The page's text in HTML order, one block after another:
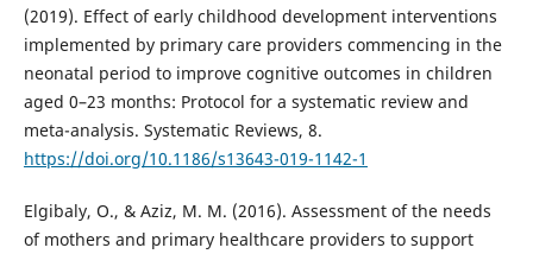
(2019). Effect of early childhood development interventions
implemented by primary care providers commencing in the
neonatal period to improve cognitive outcomes in children
aged 0–23 months: Protocol for a systematic review and
meta-analysis. Systematic Reviews, 8.
https://doi.org/10.1186/s13643-019-1142-1
Elgibaly, O., & Aziz, M. M. (2016). Assessment of the needs
of mothers and primary healthcare providers to support